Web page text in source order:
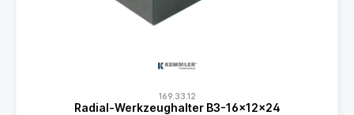
169.33.12
Radial-Werkzeughalter B3-16x12x24